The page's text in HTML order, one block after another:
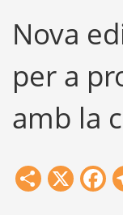
Eines
Nova
per a
amb la
Share
X